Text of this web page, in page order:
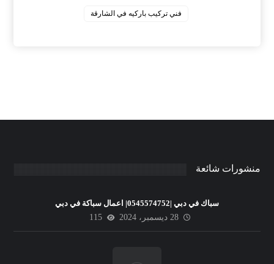
‏فني تركيب باركيه في الشارقة
منشورات شائعة
سباك في دبي |0545574752| اعمال سباكة في دبي
28 ديسمبر، 2024
115